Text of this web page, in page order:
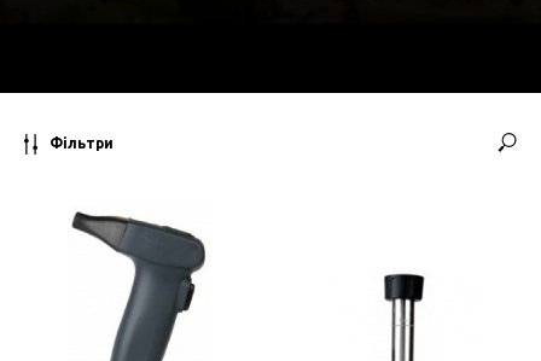
Фільтри